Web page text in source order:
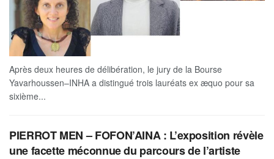
Après deux heures de délibération, le jury de la Bourse
Yavarhoussen–INHA a distingué trois lauréats ex æquo pour sa
sixième...
PIERROT MEN – FOFON’AINA : L’exposition révèle
une facette méconnue du parcours de l’artiste